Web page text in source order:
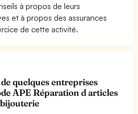
à propos de leurs
et à propos des assurances
de cette activité.
quelques entreprises
APE Réparation d articles